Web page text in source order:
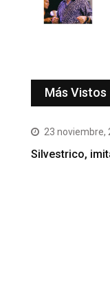
Más Vistos
23 noviembre,
Silvestrico,